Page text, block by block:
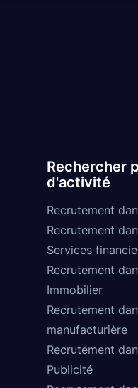
Rechercher
d'activité
Recrutement
Recrutement
Services
Recrutement
Immobilier
Recrutement
manufacturière
Recrutement
Publicité